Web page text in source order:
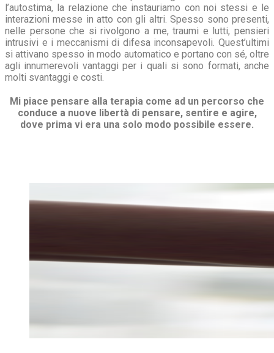
l’autostima, la relazione che instauriamo con noi stessi e le
interazioni messe in atto con gli altri. Spesso sono presenti,
nelle persone che si rivolgono a me, traumi e lutti, pensieri
intrusivi e i meccanismi di difesa inconsapevoli. Quest’ultimi
si attivano spesso in modo automatico e portano con sé, oltre
agli innumerevoli vantaggi per i quali si sono formati, anche
molti svantaggi e costi.
Mi piace pensare alla terapia come ad un percorso che
conduce a nuove libertà di pensare, sentire e agire,
dove prima vi era una solo modo possibile essere.